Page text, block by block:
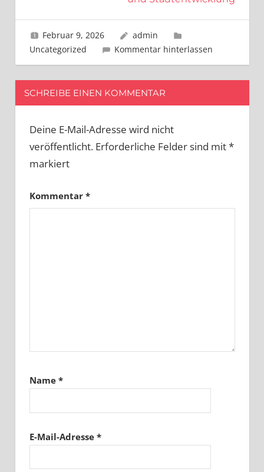
Februar 9, 2026
admin
Uncategorized
Kommentar hinterlassen
SCHREIBE EINEN KOMMENTAR
Deine E-Mail-Adresse wird nicht
veröffentlicht. Erforderliche Felder sind mit*
markiert
Kommentar *
Name *
E-Mail-Adresse *